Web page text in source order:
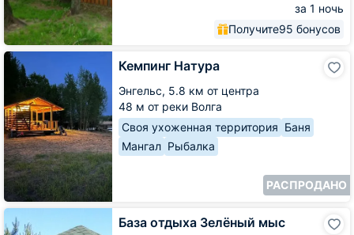
за 1 ночь
Получите95 бонусов
Кемпинг Натура
Энгельс, 5.8 км от центра
48 м от реки Волга
Своя ухоженная территория Баня
Мангал Рыбалка
РАСПРОДАНО
Кемпинг
Натура
База отдыха Зелёный мыс
База
отдыха